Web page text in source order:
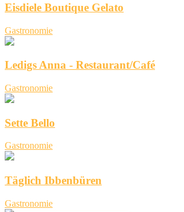
Eisdiele Boutique Gelato
Gastronomie
Ledigs Anna - Restaurant/Café
Gastronomie
Sette Bello
Gastronomie
Täglich Ibbenbüren
Gastronomie